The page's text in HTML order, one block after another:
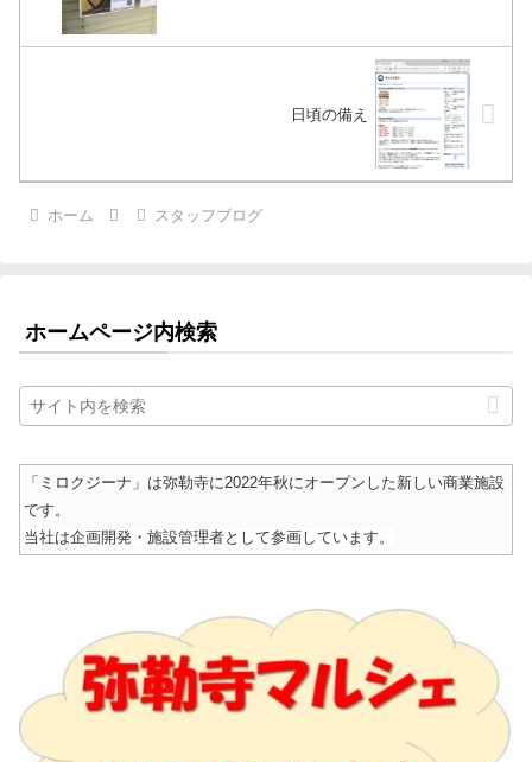
日頃の備え
ホーム スタッフブログ
ホームページ内検索
「ミロクジーナ」は弥勒寺に2022年秋にオープンした新しい商業施設
です。
当社は企画開発・施設管理者として参画しています。